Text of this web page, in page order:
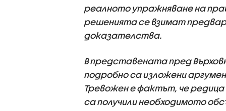
реалното упражняване на
решенията се взимат
доказателства.
В представената пред
подробно са изложени
Тревожен е фактът, че
са получили необходимото